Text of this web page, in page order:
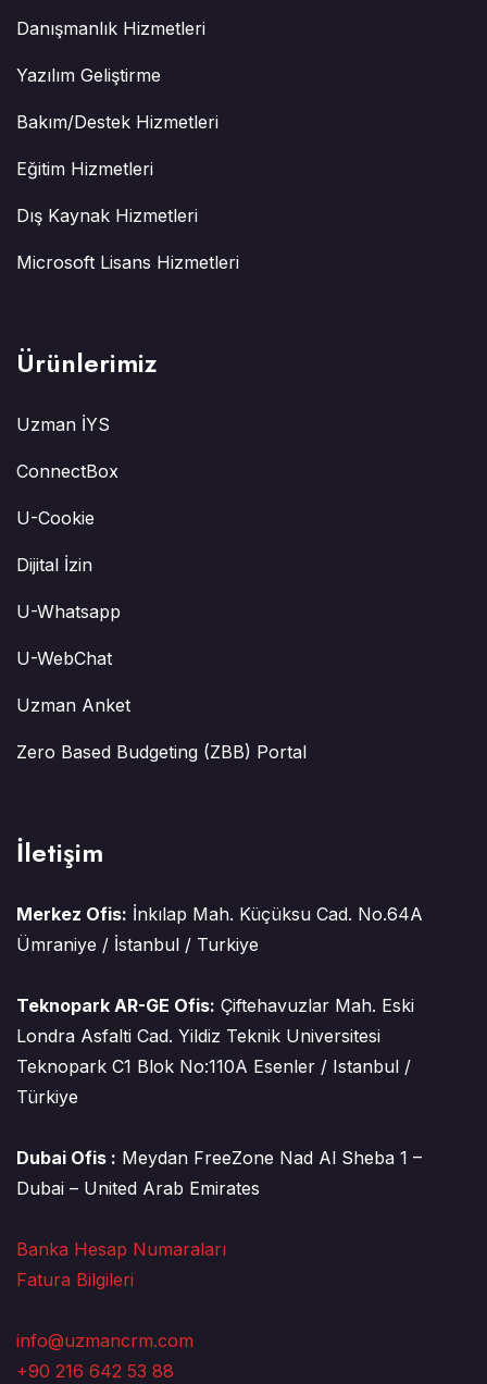
Danışmanlık Hizmetleri
Yazılım Geliştirme
Bakım/Destek Hizmetleri
Eğitim Hizmetleri
Dış Kaynak Hizmetleri
Microsoft Lisans Hizmetleri
Ürünlerimiz
Uzman İYS
ConnectBox
U-Cookie
Dijital İzin
U-Whatsapp
U-WebChat
Uzman Anket
Zero Based Budgeting (ZBB) Portal
İletişim
Merkez Ofis: İnkılap Mah. Küçüksu Cad. No.64A
Ümraniye / İstanbul / Turkiye
Teknopark AR-GE Ofis: Çiftehavuzlar Mah. Eski
Londra Asfalti Cad. Yildiz Teknik Universitesi
Teknopark C1 Blok No:110A Esenler / Istanbul /
Türkiye
Dubai Ofis : Meydan FreeZone Nad Al Sheba 1 –
Dubai – United Arab Emirates
Banka Hesap Numaraları
Fatura Bilgileri
info@uzmancrm.com
+90 216 642 53 88